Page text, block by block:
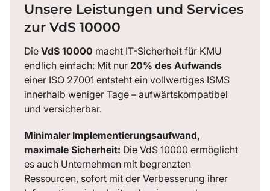
Unsere Leistungen und Services
zur VdS 10000
Die VdS 10000 macht IT-Sicherheit für KMU
endlich einfach: Mit nur 20% des Aufwands
einer ISO 27001 entsteht ein vollwertiges ISMS
innerhalb weniger Tage – aufwärtskompatibel
und versicherbar.
Minimaler Implementierungsaufwand,
maximale Sicherheit: Die VdS 10000 ermöglicht
es auch Unternehmen mit begrenzten
Ressourcen, sofort mit der Verbesserung ihrer